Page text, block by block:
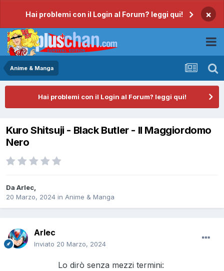
Hai problemi con il Login al Forum? leggi qui! ×
Anime & Manga
Hai problemi con il Login al Forum? leggi qui!
Kuro Shitsuji - Black Butler - Il Maggiordomo
Nero
Da Arlec,
20 Marzo, 2024 in Anime & Manga
Arlec
Inviato 20 Marzo, 2024
Lo dirò senza mezzi termini: